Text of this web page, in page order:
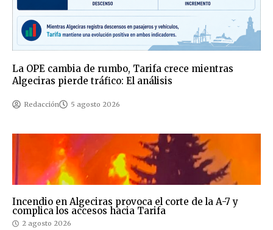
La OPE cambia de rumbo, Tarifa crece mientras
Algeciras pierde tráfico: El análisis
Redacción 5 agosto 2026
Incendio en Algeciras provoca el corte de la A-7 y
complica los accesos hacia Tarifa
2 agosto 2026